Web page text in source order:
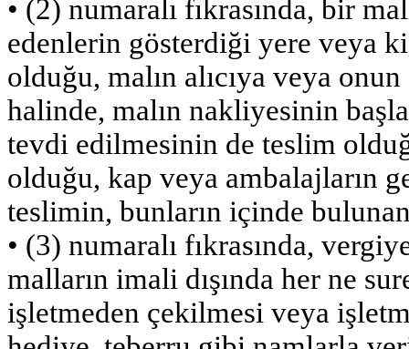
• (2) numaralı fıkrasında, bir
edenlerin gösterdiği yere veya
olduğu, malın alıcıya veya
halinde, malın nakliyesinin
tevdi edilmesinin de teslim
olduğu, kap veya ambalajların
teslimin, bunların içinde
• (3) numaralı fıkrasında,
malların imali dışında her ne
işletmeden çekilmesi veya